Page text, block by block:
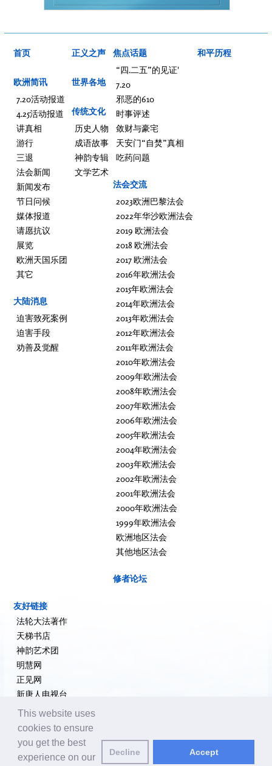
首页
欧洲简讯
7.20活动报道
4.25活动报道
讲真相
游行
三退
法会新闻
新闻发布
节日问候
媒体报道
请愿抗议
展览
欧洲天国乐团
其它
大陆消息
迫害致死案例
迫害手段
劝善及觉醒
正义之声
世界各地
传统文化
历史人物
成语故事
神韵专辑
文学艺术
焦点话题
“四.二五”的见证'
7.20
邪恶的610
时事评述
敛财与豪宅
天安门“自焚”真相
吃药问题
法会交流
2023欧洲巴黎法会
2022年华沙欧洲法会
2019 欧洲法会
2018 欧洲法会
2017 欧洲法会
2016年欧洲法会
2015年欧洲法会
2014年欧洲法会
2013年欧洲法会
2012年欧洲法会
2011年欧洲法会
2010年欧洲法会
2009年欧洲法会
2008年欧洲法会
2007年欧洲法会
2006年欧洲法会
2005年欧洲法会
2004年欧洲法会
2003年欧洲法会
2002年欧洲法会
2001年欧洲法会
2000年欧洲法会
1999年欧洲法会
欧洲地区法会
其他地区法会
修者论坛
和平历程
友好链接
法轮大法著作
天梯书店
神韵艺术团
明慧网
正见网
新唐人电视台
大纪元新闻网
希望之声
追查国际
This website uses
cookies to ensure
you get the best
experience on our
Decline Accept